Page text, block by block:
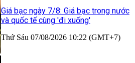
Giá bạc ngày 7/8: Giá bạc trong nước
và quốc tế cùng 'đi xuống'
Thứ Sáu 07/08/2026 10:22 (GMT+7)